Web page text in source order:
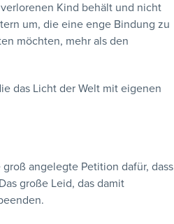
Kind behält und nicht
um, die eine enge Bindung zu
möchten, mehr als den
das Licht der Welt mit eigenen
angelegte Petition dafür, dass
große Leid, das damit